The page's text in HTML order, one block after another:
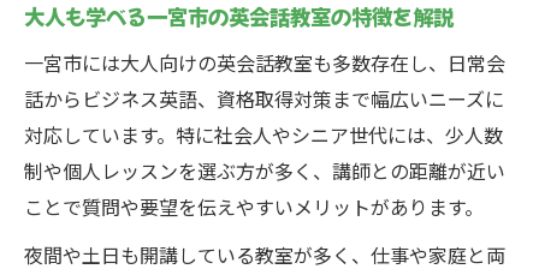
大人も学べる一宮市の英会話教室の特徴を解説
一宮市には大人向けの英会話教室も多数存在し、日常会
話からビジネス英語、資格取得対策まで幅広いニーズに
対応しています。特に社会人やシニア世代には、少人数
制や個人レッスンを選ぶ方が多く、講師との距離が近い
ことで質問や要望を伝えやすいメリットがあります。
夜間や土日も開講している教室が多く、仕事や家庭と両